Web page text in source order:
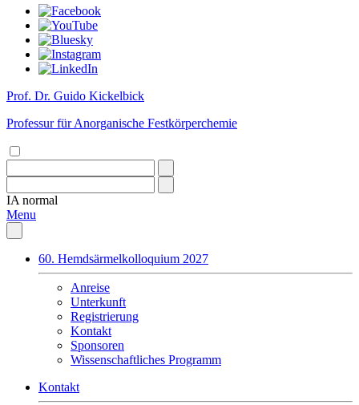
Prof. Dr. Guido Kickelbick
Professur für Anorganische Festkörperchemie
IA normal
Menu
60. Hemdsärmelkolloquium 2027
Anreise
Unterkunft
Registrierung
Kontakt
Sponsoren
Wissenschaftliches Programm
Kontakt